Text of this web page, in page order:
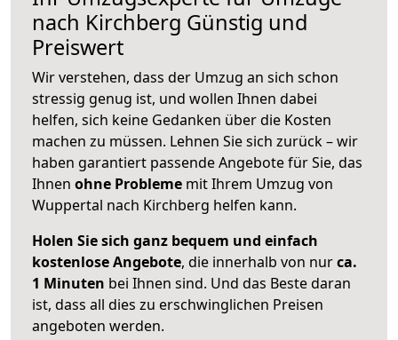
nach Kirchberg Günstig und
Preiswert
Wir verstehen, dass der Umzug an sich schon
stressig genug ist, und wollen Ihnen dabei
helfen, sich keine Gedanken über die Kosten
machen zu müssen. Lehnen Sie sich zurück – wir
haben garantiert passende Angebote für Sie, das
Ihnen ohne Probleme mit Ihrem Umzug von
Wuppertal nach Kirchberg helfen kann.
Holen Sie sich ganz bequem und einfach
kostenlose Angebote, die innerhalb von nurca.
1 Minuten bei Ihnen sind. Und das Beste daran
ist, dass all dies zu erschwinglichen Preisen
angeboten werden.